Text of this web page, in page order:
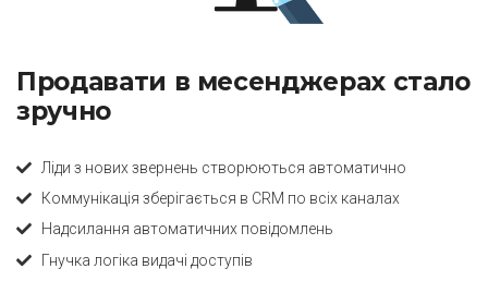
Продавати в месенджерах стало
зручно
Ліди з нових звернень створюються автоматично
Коммунікація зберігається в CRM по всіх каналах
Надсилання автоматичних повідомлень
Гнучка логіка видачі доступів